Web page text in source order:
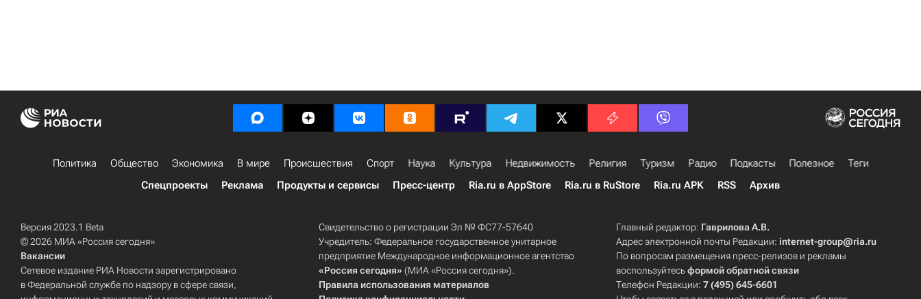
Политика Общество Экономика В мире Происшествия Спорт Наука Культура Недвижимость Религия Туризм Радио Подкасты Полезное
Теги
Спецпроекты
Реклама Продукты и сервисы Пресс-центр Ria.ru в AppStore Ria.ru в RuStore Ria.ru APK RSS Архив
Версия 2023.1 Beta
© 2026 МИА «Россия сегодня»
Вакансии
Сетевое издание РИА Новости зарегистрировано
в Федеральной службе по надзору в сфере связи,
Свидетельство о регистрации Эл № ФС77-57640
Учредитель: Федеральное государственное унитарное
предприятие Международное информационное агентство
«Россия сегодня» (МИА «Россия сегодня»).
Правила использования материалов
Главный редактор: Гаврилова А.В.
Адрес электронной почты Редакции:internet-group@ria.ru
По вопросам размещения пресс-релизов и рекламы
воспользуйтесьформой обратной связи
Телефон Редакции:7 (495) 645-6601